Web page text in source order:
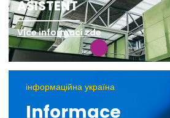
ASISTENT
Více informací zde
інформаційна україна
Informace